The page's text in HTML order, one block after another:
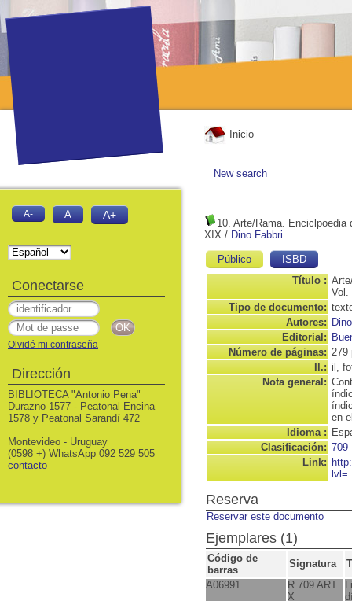
Inicio
New search
10. Arte/Rama.
XIX / Dino Fabbri
Público
ISBD
Título :
Vol.
Tipo de documento:
Autores:
Editorial:
Número de páginas: 279
Il.: il,
Nota general:
en
Idioma :
Clasificación: 709
Link:
lvl=
Reserva
Reservar este documento
Ejemplares (1)
Código de
barras
Signatura
A06991
R 709 ART
X
A- A A+
Conectarse
Olvidé mi contraseña
Dirección
BIBLIOTECA "Antonio Pena"
Durazno 1577 - Peatonal Encina
1578 y Peatonal Sarandí 472
Montevideo - Uruguay
(0598 +) WhatsApp 092 529 505
contacto